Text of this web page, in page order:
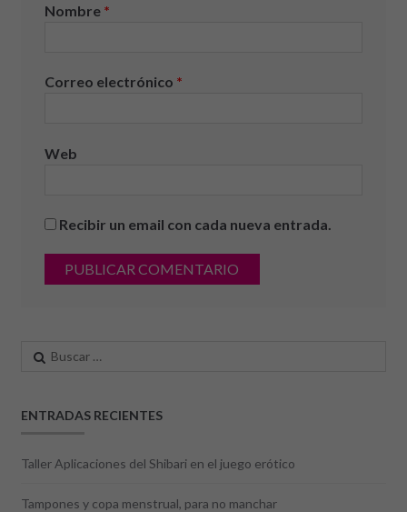
Nombre *
Correo electrónico *
Web
Recibir un email con cada nueva entrada.
Buscar:
ENTRADAS RECIENTES
Taller Aplicaciones del Shibari en el juego erótico
Tampones y copa menstrual, para no manchar